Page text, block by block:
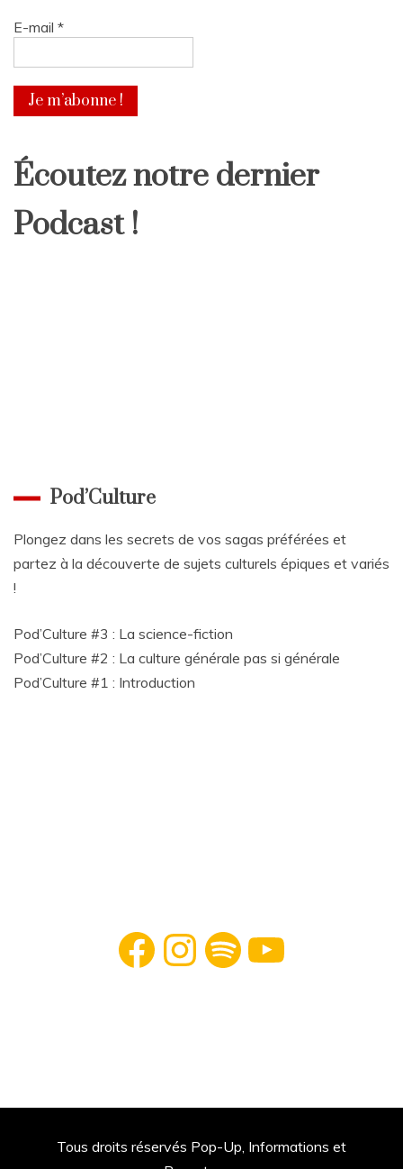
E-mail *
Écoutez notre dernier
Podcast !
Pod’Culture
Plongez dans les secrets de vos sagas préférées et
partez à la découverte de sujets culturels épiques et variés
!
Pod’Culture #3 : La science-fiction
Pod’Culture #2 : La culture générale pas si générale
Pod’Culture #1 : Introduction
Facebook InstagramSpotify YouTube
Tous droits réservés Pop-Up, Informations et